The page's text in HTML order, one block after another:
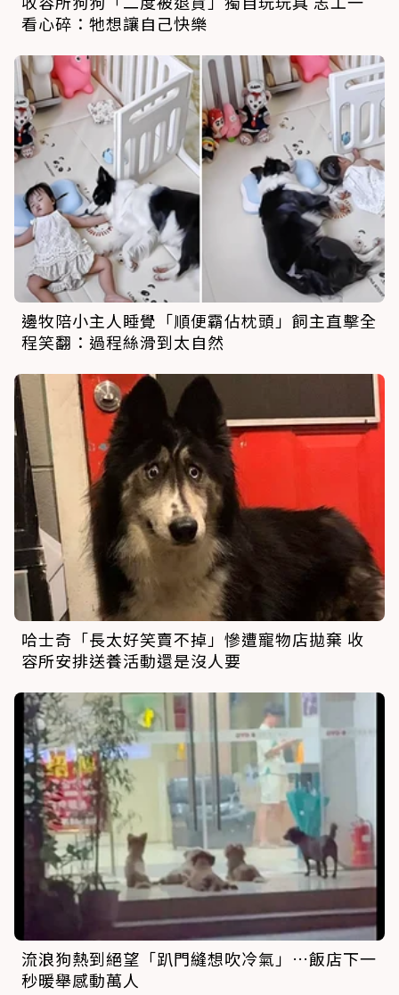
看心碎：牠想讓自己快樂
邊牧陪小主人睡覺「順便霸佔枕頭」飼主直擊全
程笑翻：過程絲滑到太自然
哈士奇「長太好笑賣不掉」慘遭寵物店拋棄 收
容所安排送養活動還是沒人要
流浪狗熱到絕望「趴門縫想吹冷氣」…飯店下一
秒暖舉感動萬人